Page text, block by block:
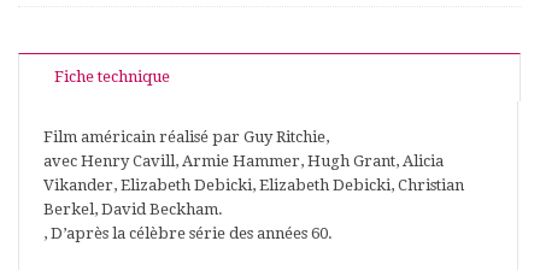
Fiche technique
Film américain réalisé par Guy Ritchie,
avec Henry Cavill, Armie Hammer, Hugh Grant, Alicia
Vikander, Elizabeth Debicki, Elizabeth Debicki, Christian
Berkel, David Beckham.
, D’après la célèbre série des années 60.